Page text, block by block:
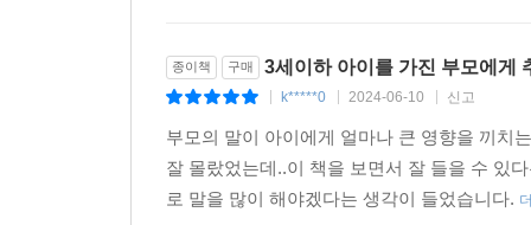
종이책 구매 3세이하 아이를 가진 부모에게
k*****0 2024-06-10 신고
부모의 말이 아이에게 얼마나 큰 영향을 끼치
잘 몰랐었는데..이 책을 보면서 잘 들을 수 있
로 말을 많이 해야겠다는 생각이 들었습니다.